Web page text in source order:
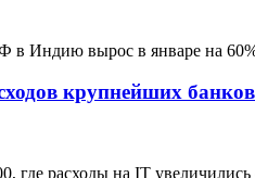
в Индию вырос в январе на
крупнейших
где расходы на IT